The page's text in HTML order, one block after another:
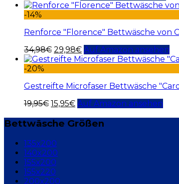
-14%
Renforce "Florence" Bettwäsche von
34,98€ 29,98€ Auf Amazon ansehen
-20%
Gestreifte Microfaser Bettwäsche
19,95€ 15,95€ Auf Amazon ansehen
Bettwäsche Größen
135x200
140x200
155x200
155x220
200x200